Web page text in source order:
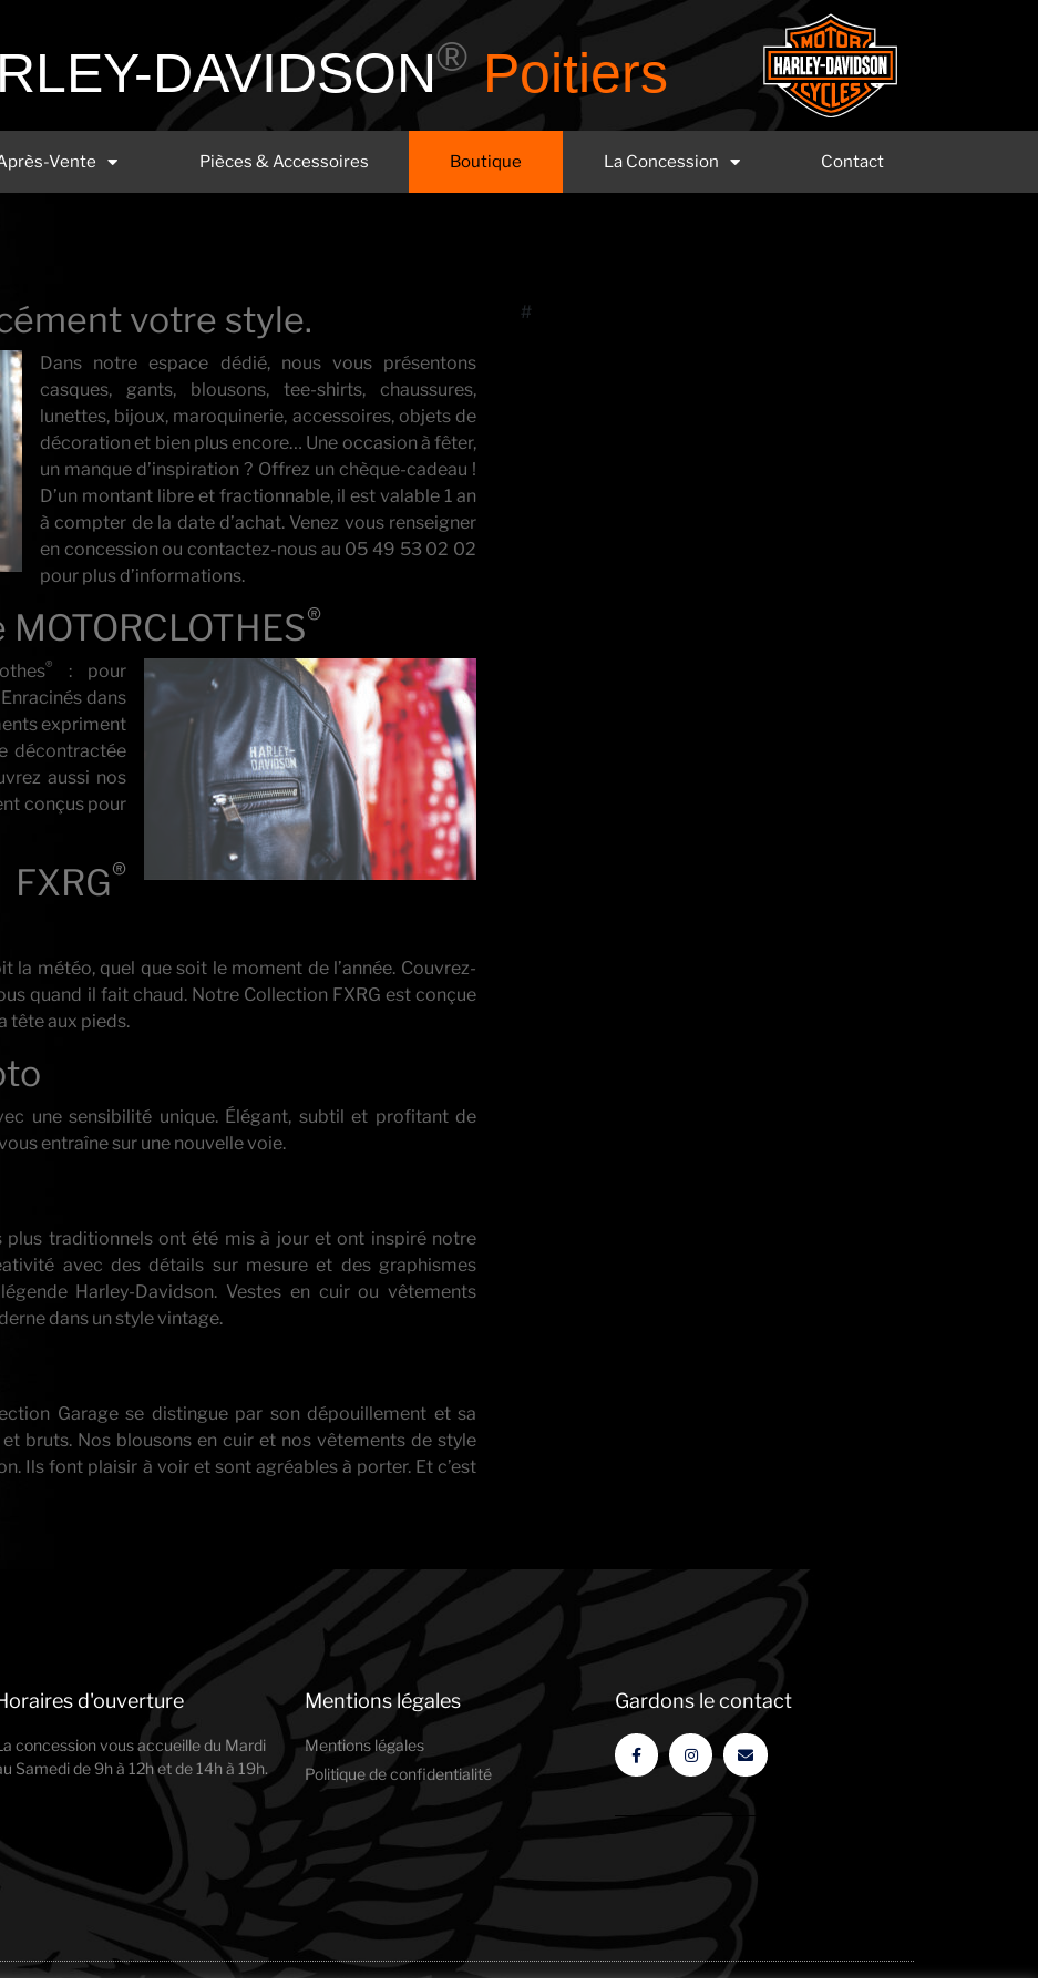
DAVIDSON® Poitiers
Vente Pièces & Accessoires Boutique La Concession Contact
votre style.
Dans notre espace dédié, nous vous présentons
casques, gants, blousons, tee-shirts, chaussures,
lunettes, bijoux, maroquinerie, accessoires, objets de
décoration et bien plus encore… Une occasion à fêter,
un manque d’inspiration ? Offrez un chèque-cadeau !
D’un montant libre et fractionnable, il est valable 1 an
à compter de la date d’achat. Venez vous renseigner
en concession ou contactez-nous au 05 49 53 02 02
pour plus d’informations.
®
®
: pour
dans
expriment
décontractée
aussi nos
conçus pour
®
la météo, quel que soit le moment de l’année. Couvrez-
quand il fait chaud. Notre Collection FXRG est conçue
tête aux pieds.
une sensibilité unique. Élégant, subtil et profitant de
entraîne sur une nouvelle voie.
plus traditionnels ont été mis à jour et ont inspiré notre
avec des détails sur mesure et des graphismes
Harley-Davidson. Vestes en cuir ou vêtements
dans un style vintage.
Garage se distingue par son dépouillement et sa
bruts. Nos blousons en cuir et nos vêtements de style
Ils font plaisir à voir et sont agréables à porter. Et c’est
#
d'ouverture
concession vous accueille du Mardi
Samedi de 9h à 12h et de 14h à 19h.
Mentions légales
Mentions légales
Politique de confidentialité
Gardons le contact